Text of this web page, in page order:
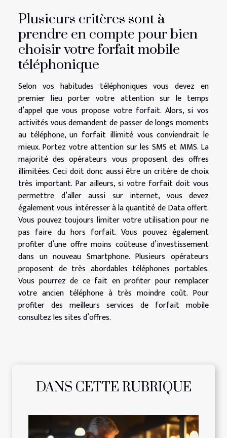
Plusieurs critères sont à
prendre en compte pour bien
choisir votre forfait mobile
téléphonique
Selon vos habitudes téléphoniques vous devez en
premier lieu porter votre attention sur le temps
d’appel que vous propose votre forfait. Alors, si vos
activités vous demandent de passer de longs moments
au téléphone, un forfait illimité vous conviendrait le
mieux. Portez votre attention sur les SMS et MMS. La
majorité des opérateurs vous proposent des offres
illimitées. Ceci doit donc aussi être un critère de choix
très important. Par ailleurs, si votre forfait doit vous
permettre d’aller aussi sur internet, vous devez
également vous intéresser à la quantité de Data offert.
Vous pouvez toujours limiter votre utilisation pour ne
pas faire du hors forfait. Vous pouvez également
profiter d’une offre moins coûteuse d’investissement
dans un nouveau Smartphone. Plusieurs opérateurs
proposent de très abordables téléphones portables.
Vous pourrez de ce fait en profiter pour remplacer
votre ancien téléphone à très moindre coût. Pour
profiter des meilleurs services de forfait mobile
consultez les sites d’offres.
DANS CETTE RUBRIQUE